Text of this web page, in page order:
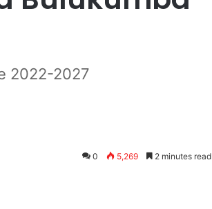
2022-2027
0 5,269 2 minutes read